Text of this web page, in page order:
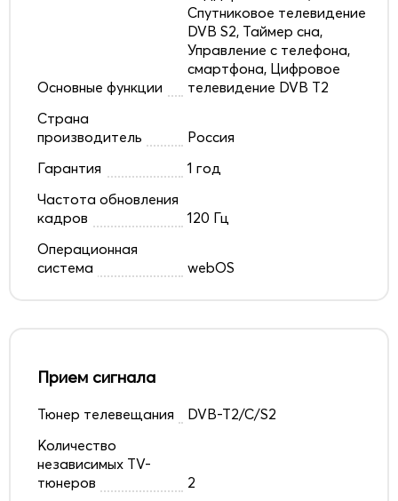
Основные функции
Спутниковое телевидение
DVB S2, Таймер сна,
Управление с телефона,
смартфона, Цифровое
телевидение DVB T2
Страна
производитель
Россия
Гарантия
1 год
Частота обновления
кадров
120 Гц
Операционная
система
webOS
Прием сигнала
Тюнер телевещания
DVB-T2/C/S2
Количество
независимых TV-
тюнеров
2